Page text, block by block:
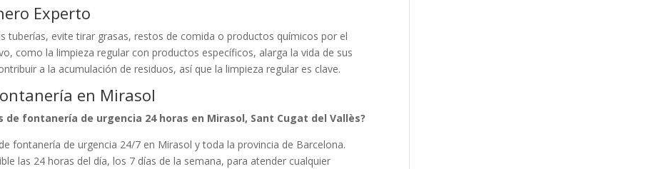
Experto
tuberías, evite tirar grasas, restos de comida o productos químicos por el
como la limpieza regular con productos específicos, alarga la vida de sus
a la acumulación de residuos, así que la limpieza regular es clave.
en Mirasol
fontanería de urgencia 24 horas en Mirasol, Sant Cugat del Vallès?
fontanería de urgencia 24/7 en Mirasol y toda la provincia de Barcelona.
las 24 horas del día, los 7 días de la semana, para atender cualquier